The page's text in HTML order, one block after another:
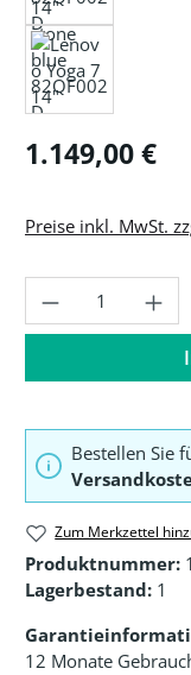
Regulärer Preis:
1.149,00 €
Preise inkl. MwSt.
Produkt
Bestellen Sie
Zum Merkzettel
Produktnummer:
Lagerbestand: 1
12 Monate